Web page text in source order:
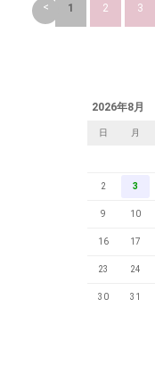
< 1 2 3
2026年8月
日 月
2 3
9 10
16 17
23 24
30 31